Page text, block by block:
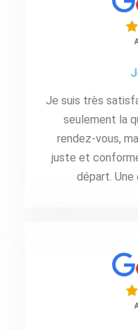
Je suis très
seulement la
rendez-vous,
juste et
départ. Une